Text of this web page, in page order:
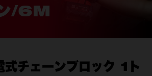
/6M
チェーンブロック 1ト